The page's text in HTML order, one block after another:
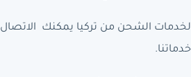
لخدمات الشحن من تركيا يمكنك
خدماتنا.